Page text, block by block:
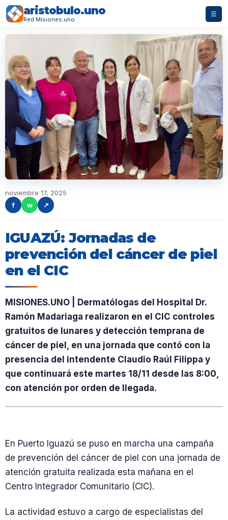
aristobulo.uno
Red Misiones.uno
☰
noviembre 17, 2025
f
w ↗
IGUAZÚ: Jornadas de
prevención del cáncer de piel
en el CIC
MISIONES.UNO | Dermatólogas del Hospital Dr.
Ramón Madariaga realizaron en el CIC controles
gratuitos de lunares y detección temprana de
cáncer de piel, en una jornada que contó con la
presencia del intendente Claudio Raúl Filippa y
que continuará este martes 18/11 desde las 8:00,
con atención por orden de llegada.
En Puerto Iguazú se puso en marcha una campaña
de prevención del cáncer de piel con una jornada de
atención gratuita realizada esta mañana en el
Centro Integrador Comunitario (CIC).
La actividad estuvo a cargo de especialistas del